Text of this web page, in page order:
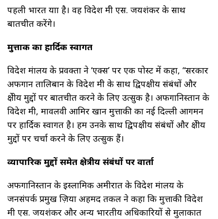
पहली भारत यात्रा है। वह विदेश मंत्री एस. जयशंकर के साथ
बातचीत करेंगे।
मुत्ताकी का हार्दिक स्वागत
विदेश मंत्रालय के प्रवक्ता ने ‘एक्स’ पर एक पोस्ट में कहा, “सरकार
अफगान तालिबान के विदेश मंत्री के साथ द्विपक्षीय संबंधों और
क्षेत्रीय मुद्दों पर बातचीत करने के लिए उत्सुक है। अफगानिस्तान के
विदेश मंत्री, मावलवी आमिर खान मुत्ताकी का नई दिल्ली आगमन
पर हार्दिक स्वागत है। हम उनके साथ द्विपक्षीय संबंधों और क्षेत्रीय
मुद्दों पर चर्चा करने के लिए उत्सुक हैं।
व्यापारिक मुद्दों समेत क्षेत्रीय संबंधों पर वार्ता
अफगानिस्तान के इस्लामिक अमीरात के विदेश मंत्रालय के
जनसंपर्क प्रमुख ज़िया अहमद तकल ने कहा कि मुत्ताकी विदेश
मंत्री एस. जयशंकर और अन्य भारतीय अधिकारियों से मुलाकात